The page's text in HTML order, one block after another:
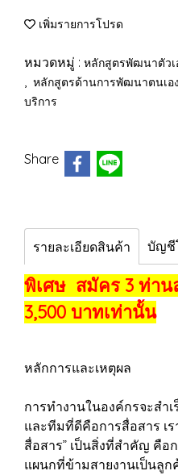
เพิ่มรายการโปรด
หมวดหมู่ : หลักสูตรพัฒนาตัวเ
, หลักสูตรด้านการพัฒนาตนเอ
บริการ
Share
รายละเอียดสินค้า บัญชี
พิเศษ สมัคร 3 ท่าน
3,500 บาทเท่านั้น
หลักการและเหตุผล
การทำงานในองค์กรจะสำ
และทีมที่ดีคือการสื่อสาร เร
สื่อสาร” เป็นสิ่งที่สำคัญ คือ
แผนกที่ข้ามสายงานเป็นลูก